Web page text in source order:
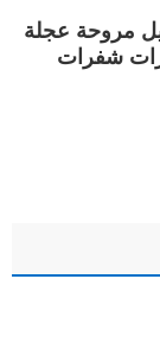
مروحة عجلة
شفرات